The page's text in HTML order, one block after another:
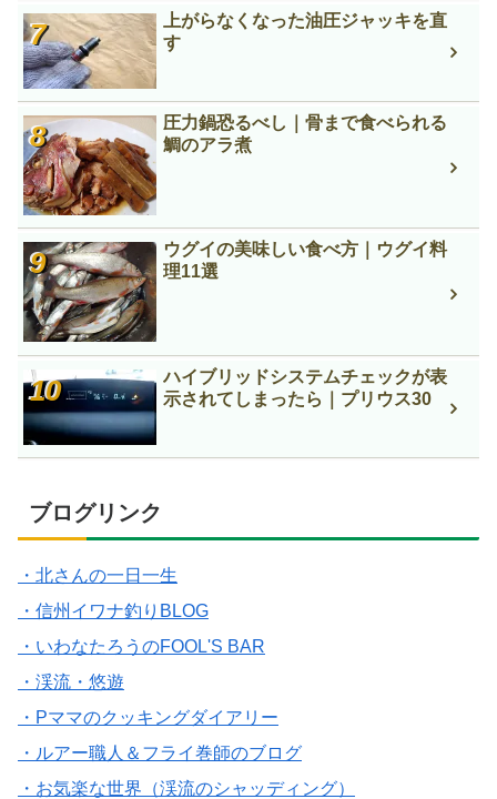
上がらなくなった油圧ジャッキを直
す
圧力鍋恐るべし｜骨まで食べられる
鯛のアラ煮
ウグイの美味しい食べ方｜ウグイ料
理11選
ハイブリッドシステムチェックが表
示されてしまったら｜プリウス30
ブログリンク
・北さんの一日一生
・信州イワナ釣りBLOG
・いわなたろうのFOOL'S BAR
・渓流・悠遊
・Pママのクッキングダイアリー
・ルアー職人＆フライ巻師のブログ
・お気楽な世界（渓流のシャッディング）